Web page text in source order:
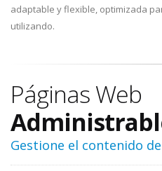
adaptable y flexible, optimizada
utilizando.
Páginas Web
Gestione el contenido